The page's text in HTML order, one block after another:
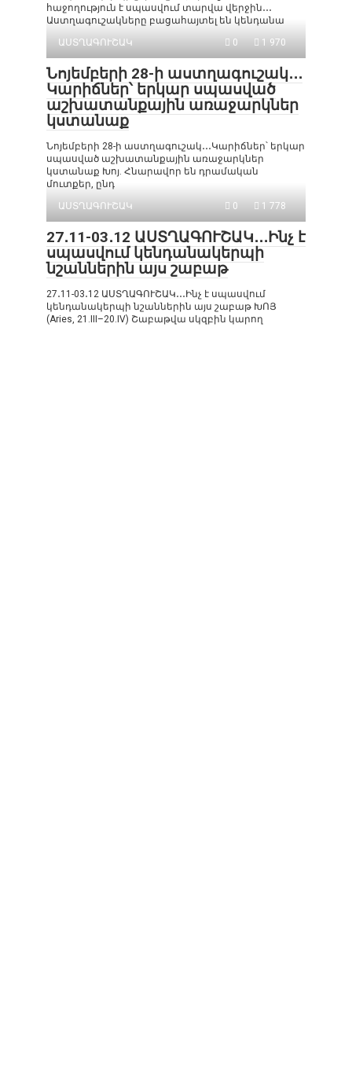
հաջողություն է սպասվում տարվա վերջին․․․
Աստղագուշակները բացահայտել են կենդանա
ԱՍՏՂԱԳՈՒՇԱԿ
0 1 970
Նոյեմբերի 28-ի աստղագուշակ․․․
Կարիճներ՝ երկար սպասված
աշխատանքային առաջարկներ
կստանաք
Նոյեմբերի 28-ի աստղագուշակ․․․Կարիճներ՝ երկար
սպասված աշխատանքային առաջարկներ
կստանաք Խոյ. Հնարավոր են դրամական
մուտքեր, ընդ
ԱՍՏՂԱԳՈՒՇԱԿ
0 1 778
27․11-03․12 ԱՍՏՂԱԳՈՒՇԱԿ․․․Ինչ է
սպասվում կենդանակերպի
նշաններին այս շաբաթ
27․11-03․12 ԱՍՏՂԱԳՈՒՇԱԿ․․․Ինչ է սպասվում
կենդանակերպի նշաններին այս շաբաթ ԽՈՅ
(Aries, 21.III–20.IV) Շաբաթվա սկզբին կարող